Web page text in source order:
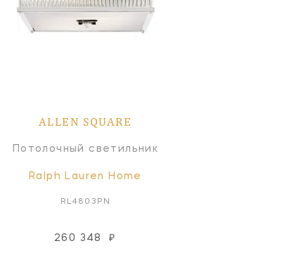
ALLEN SQUARE
Потолочный светильник
Ralph Lauren Home
RL4803PN
260 348 ₽